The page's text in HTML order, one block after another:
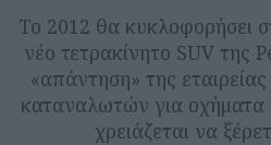
Το 2012 θα κυκλοφορήσει
νέο τετρακίνητο SUV της
«απάντηση» της
καταναλωτών για
χρειάζεται να